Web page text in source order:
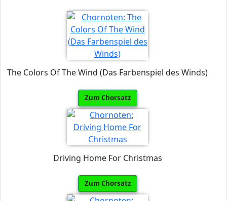
The Colors Of The Wind (Das Farbenspiel des Winds)
Zum Chorsatz
Driving Home For Christmas
Zum Chorsatz